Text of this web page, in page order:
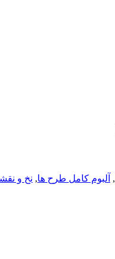
, آلبوم کامل طرح ها, نخ و